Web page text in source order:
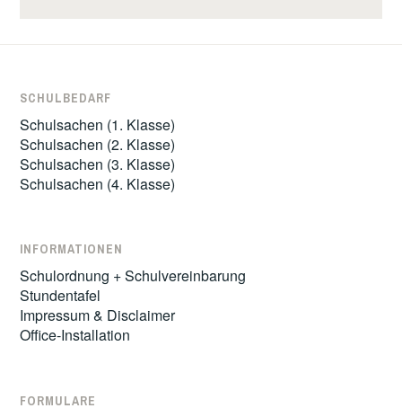
SCHULBEDARF
Schulsachen (1. Klasse)
Schulsachen (2. Klasse)
Schulsachen (3. Klasse)
Schulsachen (4. Klasse)
INFORMATIONEN
Schulordnung + Schulvereinbarung
Stundentafel
Impressum & Disclaimer
Office-Installation
FORMULARE